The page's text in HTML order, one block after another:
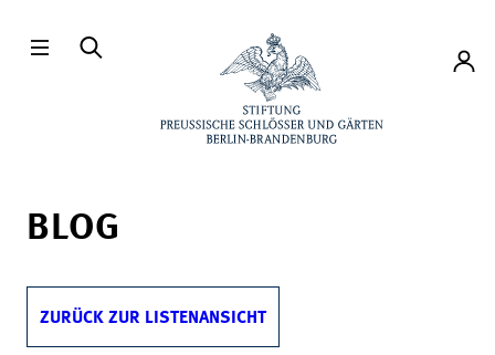
Konto
BLOG
ZURÜCK ZUR LISTENANSICHT